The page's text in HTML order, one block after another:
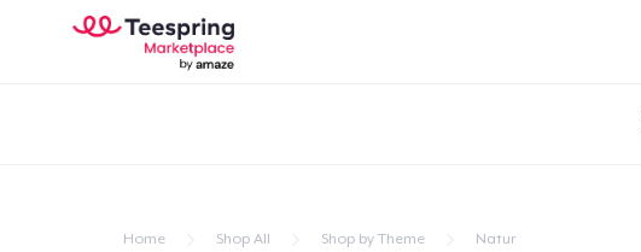
Home Shop All Shop by Theme Natur